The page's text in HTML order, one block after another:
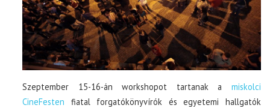
Szeptember 15-16-án workshopot tartanak a miskolci
CineFesten fiatal forgatókönyvírók és egyetemi hallgatók